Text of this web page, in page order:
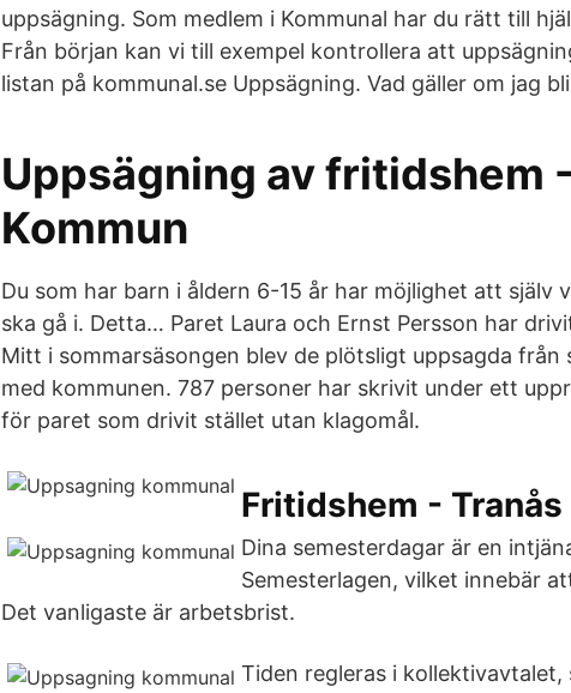
uppsägning. Som medlem i Kommunal har du rätt till
Från början kan vi till exempel kontrollera att
listan på kommunal.se Uppsägning. Vad gäller om jag
Uppsägning av fritidshem
Kommun
Du som har barn i åldern 6-15 år har möjlighet att själv
ska gå i. Detta… Paret Laura och Ernst Persson har
Mitt i sommarsäsongen blev de plötsligt uppsagda
med kommunen. 787 personer har skrivit under ett
för paret som drivit stället utan klagomål.
Fritidshem -
Dina semesterdagar är en
Semesterlagen, vilket innebär
Det vanligaste är arbetsbrist.
Tiden regleras i kollektivavtalet,